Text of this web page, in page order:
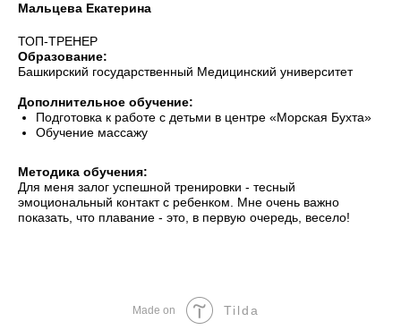
Мальцева Екатерина
ТОП-ТРЕНЕР
Образование:
Башкирский государственный Медицинский университет
Дополнительное обучение:
Подготовка к работе с детьми в центре «Морская Бухта»
Обучение массажу
Методика обучения:
Для меня залог успешной тренировки - тесный
эмоциональный контакт с ребенком. Мне очень важно
показать, что плавание - это, в первую очередь, весело!
Made on Tilda